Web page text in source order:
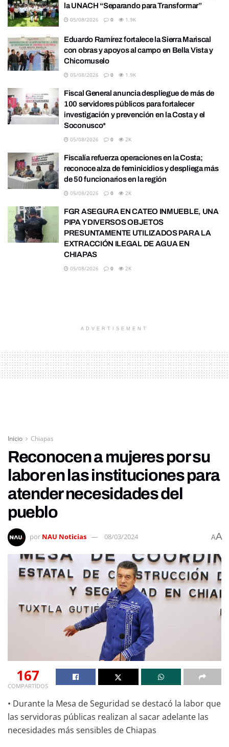
la UNACH “Separando para Transformar”
05/08/2026 0 1.9K
Eduardo Ramírez fortalece la Sierra Mariscal
con obras y apoyos al campo en Bella Vista y
Chicomuselo
05/08/2026 0 1.9K
Fiscal General anuncia despliegue de más de
100 servidores públicos para fortalecer
investigación y prevención en la Costa y el
Soconusco*
05/08/2026 0 2K
Fiscalía refuerza operaciones en la Costa;
reconoce alza de feminicidios y despliega más
de 50 funcionarios en la región
05/08/2026 0 2K
FGR ASEGURA EN CATEO INMUEBLE, UNA
PIPA Y DIVERSOS OBJETOS
PRESUNTAMENTE UTILIZADOS PARA LA
EXTRACCIÓN ILEGAL DE AGUA EN
CHIAPAS
05/08/2026 0 2K
ADVERTISEMENT
Inicio Chiapas
Reconocen a mujeres por su
labor en las instituciones para
atender necesidades del
pueblo
por NAU Noticias 08/03/2024 AA
167
COMPARTIDOS
• Durante la Mesa de Seguridad se destacó la labor que
las servidoras públicas realizan al sacar adelante las
necesidades más sensibles de Chiapas